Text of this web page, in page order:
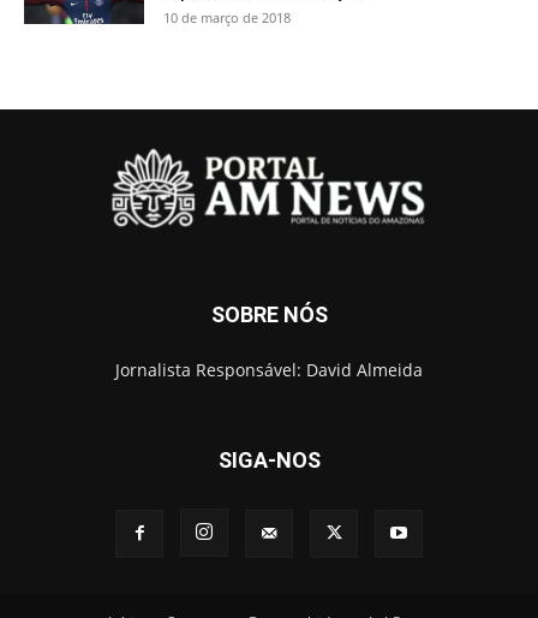
10 de março de 2018
SOBRE NÓS
Jornalista Responsável: David Almeida
SIGA-NOS